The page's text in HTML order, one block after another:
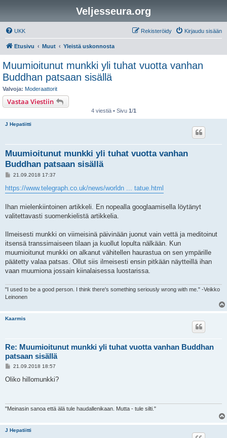
Veljesseura.org
UKK Kirjaudu sisään
Rekisteröidy
Etusivu Muut Yleistä uskonnosta
Muumioitunut munkki yli tuhat vuotta vanhan
Buddhan patsaan sisällä
Valvoja: Moderaattorit
Vastaa Viestiin
4 viestiä • Sivu 1/1
J Hepatiitti
Muumioitunut munkki yli tuhat vuotta vanhan
Buddhan patsaan sisällä
V
e
s
i
21.09.2018 17:37
https://www.telegraph.co.uk/news/worldn ... tatue.html
Ihan mielenkiintoinen artikkeli. En nopealla googlaamisella löytänyt
valitettavasti suomenkielistä artikkelia.
Ilmeisesti munkki on viimeisinä päivinään juonut vain vettä ja meditoinut
itsensä transsimaiseen tilaan ja kuollut lopulta nälkään. Kun
muumioitunut munkki on alkanut vähitellen haurastua on sen ympärille
päätetty valaa patsas. Ollut siis ilmeisesti ensin pitkään näytteillä ihan
vaan muumiona jossain kiinalaisessa luostarissa.
"I used to be a good person. I think there's something seriously wrong with me." -Veikko
Leinonen
Kaarmis
Re: Muumioitunut munkki yli tuhat vuotta vanhan Buddhan
patsaan sisällä
V
e
21.09.2018 18:57
Oliko hillomunkki?
"Meinasin sanoa että älä tule haudallenikaan. Mutta - tule silti."
J Hepatiitti